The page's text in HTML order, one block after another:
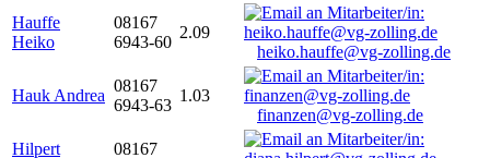
Hauffe
Heiko
08167
6943-60
2.09
heiko.hauffe@vg-zolling.de
Hauk Andrea
08167
6943-63
1.03
finanzen@vg-zolling.de
Hilpert
08167